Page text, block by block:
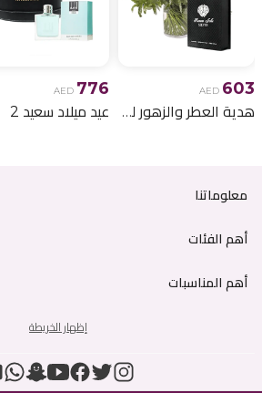
AED 603
هدية العطر والزهور لعيد الميلاد 6
AED 776
عيد ميلاد سعيد 2
معلوماتنا
أهم الفئات
أهم المناسبات
إظهار الخريطة